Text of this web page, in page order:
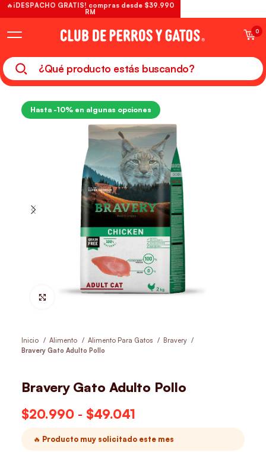
0
Hasta -10% en algunas opciones
Hacer Zoom
Inicio Alimento Alimento Para Gatos
Bravery
Bravery Gato Adulto Pollo
Bravery Gato Adulto Pollo
$20.990 - $49.041
hasta $49.041
🔥 Producto muy solicitado este mes
🔥¡DESPACHO GRATIS! compras desde $39.990
RM